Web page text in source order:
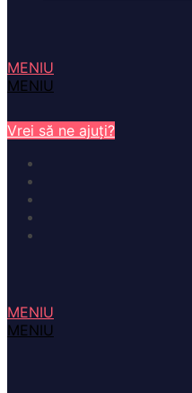
MENIU
MENIU
Vrei să ne ajuți?
MENIU
MENIU